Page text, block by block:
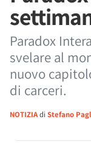
Paradox
svelare al
nuovo
di carceri.
NOTIZIAdi Stefano